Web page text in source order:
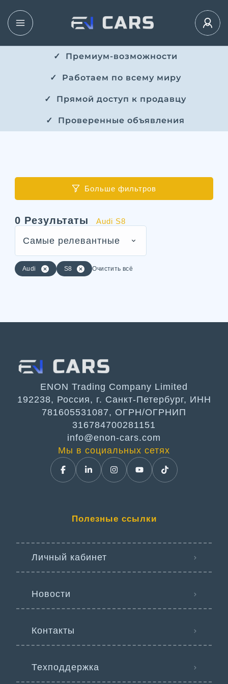
✓ ​​ Премиум-возможности
✓ ​ Работаем по всему миру
✓ ​ Прямой доступ к продавцу
✓ ​ Проверенные объявления
Больше фильтров
0 Результаты Audi S8
Самые релевантные
Audi S8 Очистить всё
ENON Trading Company Limited
192238, Россия, г. Санкт-Петербург, ИНН
781605531087, ОГРН/ОГРНИП
316784700281151
info@enon-cars.com
Мы в социальных сетях
Полезные ссылки
Личный кабинет
Новости
Контакты
Техподдержка